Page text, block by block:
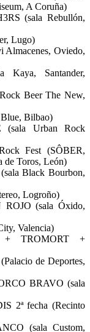
A Coruña)
(sala Rebullón,
Lugo)
Almacenes, Oviedo,
Kaya, Santander,
Beer The New,
Blue, Bilbao)
(sala Urban Rock
Fest (SÔBER,
Toros, León)
Black Bourbon,
Logroño)
(sala Óxido,
Valencia)
+ TROMORT +
de Deportes,
BRAVO (sala
2ª fecha (Recinto
(sala Custom,